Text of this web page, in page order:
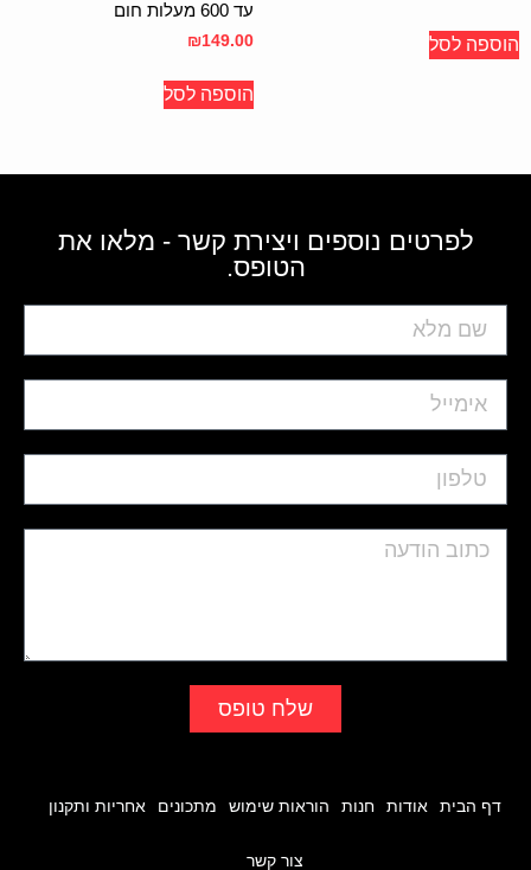
הוספה לסל
עד 600 מעלות חום
₪149.00
הוספה לסל
לפרטים נוספים ויצירת קשר - מלאו את
הטופס.
שלח טופס
דף הבית אודות חנות הוראות שימוש מתכונים אחריות ותקנון
צור קשר